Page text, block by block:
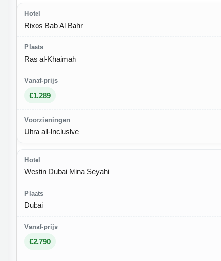
Rixos Bab Al Bahr
Ras al-Khaimah
€1.289
Ultra all-inclusive
Westin Dubai Mina Seyahi
Dubai
€2.790